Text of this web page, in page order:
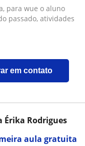
para wue o aluno
passado, atividades
em contato
aula gratuita
Érika Rodrigues